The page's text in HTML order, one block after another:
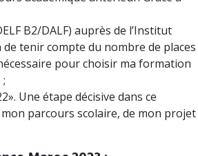
B2/DALF) auprès de l’Institut
tenir compte du nombre de places
pour choisir ma formation
Une étape décisive dans ce
parcours scolaire, de mon projet